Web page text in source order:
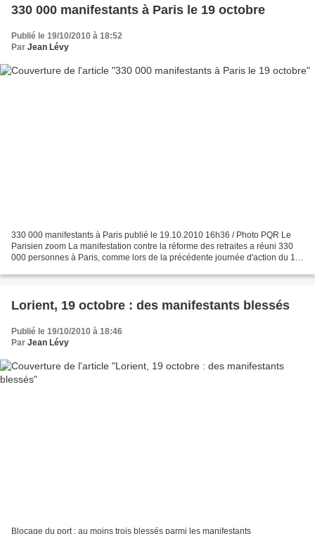
330 000 manifestants à Paris le 19 octobre
Publié le 19/10/2010 à 18:52
Par Jean Lévy
330 000 manifestants à Paris publié le 19.10.2010 16h36 / Photo PQR Le
Parisien zoom La manifestation contre la réforme des retraites a réuni 330
000 personnes à Paris, comme lors de la précédente journée d'action du 12
Lorient, 19 octobre : des manifestants blessés
Publié le 19/10/2010 à 18:46
Par Jean Lévy
Blocage du port : au moins trois blessés parmi les manifestants